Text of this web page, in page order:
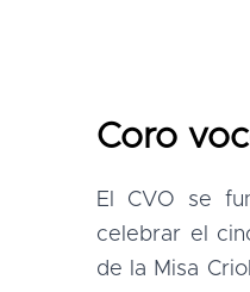
Coro
El CVO se
celebrar el
de la Misa